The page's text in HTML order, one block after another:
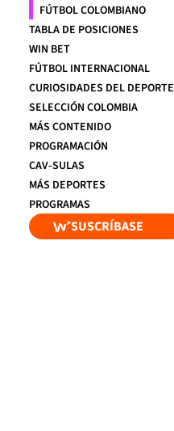
FÚTBOL COLOMBIANO
TABLA DE POSICIONES
WIN BET
FÚTBOL INTERNACIONAL
CURIOSIDADES DEL DEPORTE
SELECCIÓN COLOMBIA
MÁS CONTENIDO
PROGRAMACIÓN
CAV-SULAS
MÁS DEPORTES
PROGRAMAS
SUSCRÍBASE